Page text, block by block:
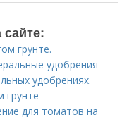
грунте.
удобрения
удобрениях.
грунте
для томатов на